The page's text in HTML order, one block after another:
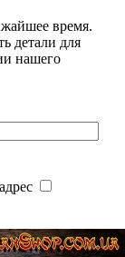
время.
детали для
нашего